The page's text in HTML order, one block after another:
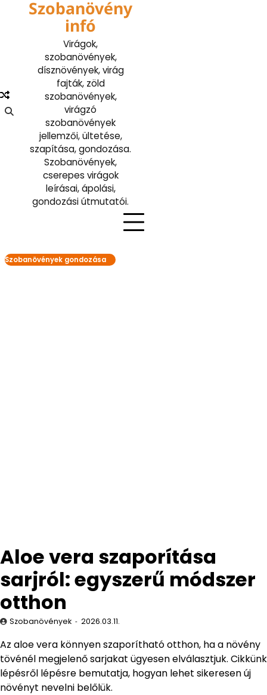
Szobanövény
infó
Virágok,
szobanövények,
dísznövények, virág
fajták, zöld
szobanövények,
virágzó
szobanövények
jellemzői, ültetése,
szapítása, gondozása.
Szobanövények,
cserepes virágok
leírásai, ápolási,
gondozási útmutatói.
Szobanövények gondozása
Aloe vera szaporítása
sarjról: egyszerű módszer
otthon
Szobanövények 2026.03.11.
Az aloe vera könnyen szaporítható otthon, ha a növény
tövénél megjelenő sarjakat ügyesen elválasztjuk. Cikkünk
lépésről lépésre bemutatja, hogyan lehet sikeresen új
növényt nevelni belőlük.